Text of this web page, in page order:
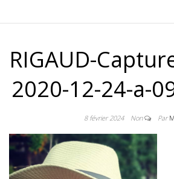
RIGAUD-
2020-12-24-a-
8 février 2024 Non Par